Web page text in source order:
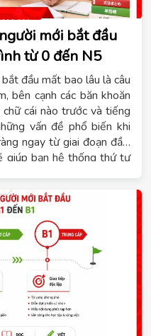
mới bắt đầu
từ 0 đến N5
đầu mất bao lâu là câu
bên cạnh các băn khoăn
cái nào trước và tiếng
vấn đề phổ biến khi
ngay từ giai đoạn đầu.
giúp bạn hệ thống thứ tự
tiêu cá nhân.